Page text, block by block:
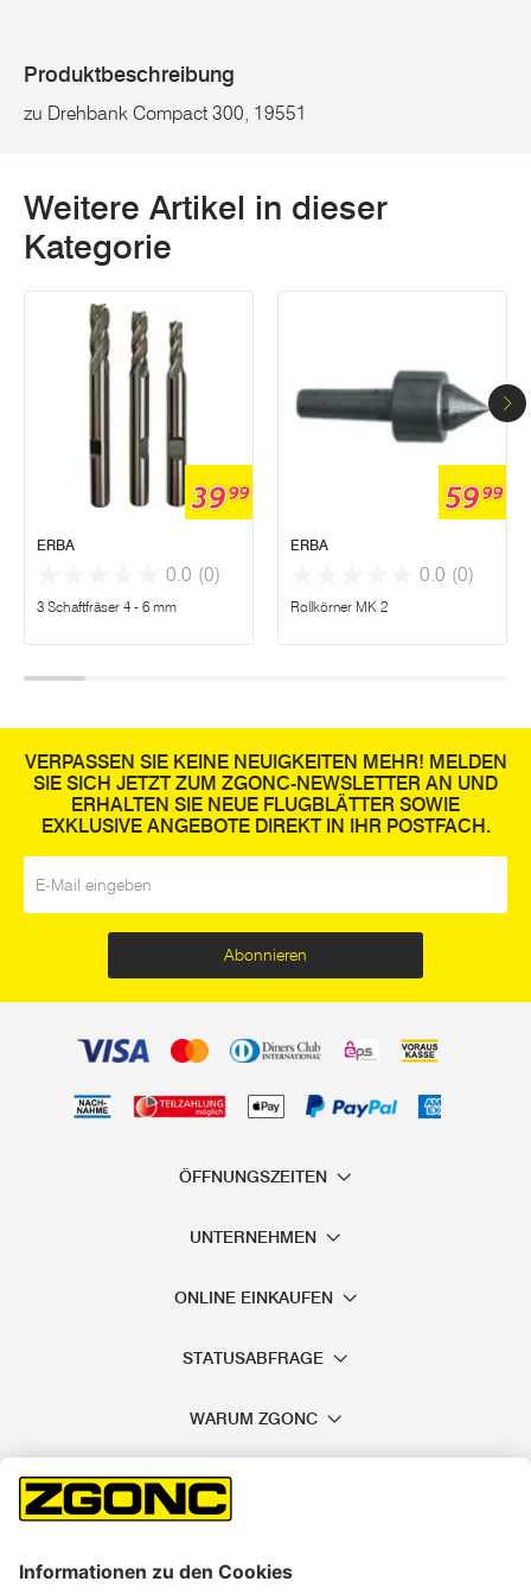
Produktbeschreibung
zu Drehbank Compact 300, 19551
Weitere Artikel in dieser
Kategorie
3999
ERBA
0.0 (0)
3 Schaftfräser 4 - 6 mm
5999
ERBA
0.0 (0)
Rollkörner MK 2
VERPASSEN SIE KEINE NEUIGKEITEN MEHR! MELDEN
SIE SICH JETZT ZUM ZGONC-NEWSLETTER AN UND
ERHALTEN SIE NEUE FLUGBLÄTTER SOWIE
EXKLUSIVE ANGEBOTE DIREKT IN IHR POSTFACH.
Abonnieren
ÖFFNUNGSZEITEN
UNTERNEHMEN
ONLINE EINKAUFEN
STATUSABFRAGE
WARUM ZGONC